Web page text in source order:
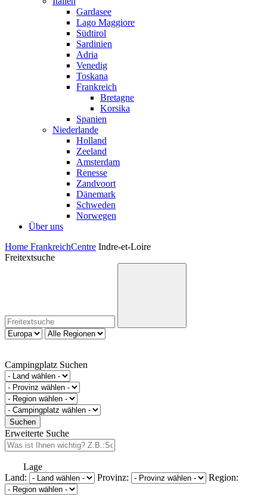
Gardasee
Lago Maggiore
Südtirol
Sardinien
Adria
Venedig
Toskana
Frankreich
Bretagne
Korsika
Spanien
Niederlande
Holland
Zeeland
Amsterdam
Renesse
Zandvoort
Dänemark
Schweden
Norwegen
Über uns
Home FrankreichCentre Indre-et-Loire
Freitextsuche
Campingplatz Suchen
Erweiterte Suche
Lage
Land:
Provinz: Region: